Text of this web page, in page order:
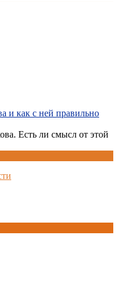
и как с ней правильно
Есть ли смысл от этой